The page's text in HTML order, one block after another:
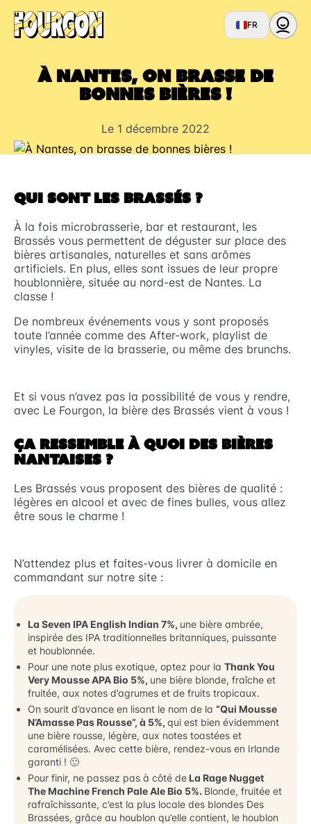
FR
À Nantes, on brasse de
bonnes bières !
Le 1 décembre 2022
QUI SONT LES BRASSÉS ?
À la fois microbrasserie, bar et restaurant, les
Brassés vous permettent de déguster sur place des
bières artisanales, naturelles et sans arômes
artificiels. En plus, elles sont issues de leur propre
houblonnière, située au nord-est de Nantes. La
classe !
De nombreux événements vous y sont proposés
toute l’année comme des After-work, playlist de
vinyles, visite de la brasserie, ou même des brunchs.
Et si vous n’avez pas la possibilité de vous y rendre,
avec Le Fourgon, la bière des Brassés vient à vous !
ÇA RESSEMBLE À QUOI DES BIÈRES
NANTAISES ?
Les Brassés vous proposent des bières de qualité :
légères en alcool et avec de fines bulles, vous allez
être sous le charme !
N’attendez plus et faites-vous livrer à domicile en
commandant sur notre site :
La Seven IPA English Indian 7%, une bière ambrée,
inspirée des IPA traditionnelles britanniques, puissante
et houblonnée.
Pour une note plus exotique, optez pour la Thank You
Very Mousse APA Bio 5%, une bière blonde, fraîche et
fruitée, aux notes d’agrumes et de fruits tropicaux.
On sourit d’avance en lisant le nom de la “Qui Mousse
N’Amasse Pas Rousse”, à 5%, qui est bien évidemment
une bière rousse, légère, aux notes toastées et
caramélisées. Avec cette bière, rendez-vous en Irlande
garanti ! 🙂
Pour finir, ne passez pas à côté de La Rage Nugget
The Machine French Pale Ale Bio 5%. Blonde, fruitée et
rafraîchissante, c’est la plus locale des blondes Des
Brassées, grâce au houblon qu’elle contient, le houblon